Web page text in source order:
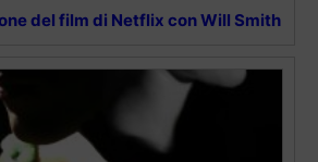
del film di Netflix con Will Smith